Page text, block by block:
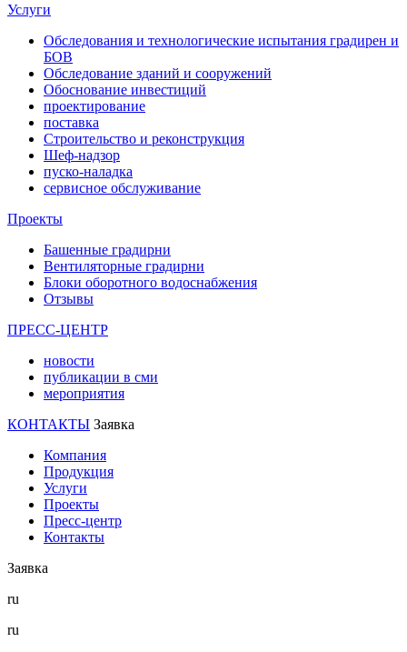
Услуги
Обследования и технологические испытания градирен и
БОВ
Обследование зданий и сооружений
Обоснование инвестиций
проектирование
поставка
Строительство и реконструкция
Шеф-надзор
пуско-наладка
сервисное обслуживание
Проекты
Башенные градирни
Вентиляторные градирни
Блоки оборотного водоснабжения
Отзывы
ПРЕСС-ЦЕНТР
новости
публикации в сми
мероприятия
КОНТАКТЫ Заявка
Компания
Продукция
Услуги
Проекты
Пресс-центр
Контакты
Заявка
ru
ru